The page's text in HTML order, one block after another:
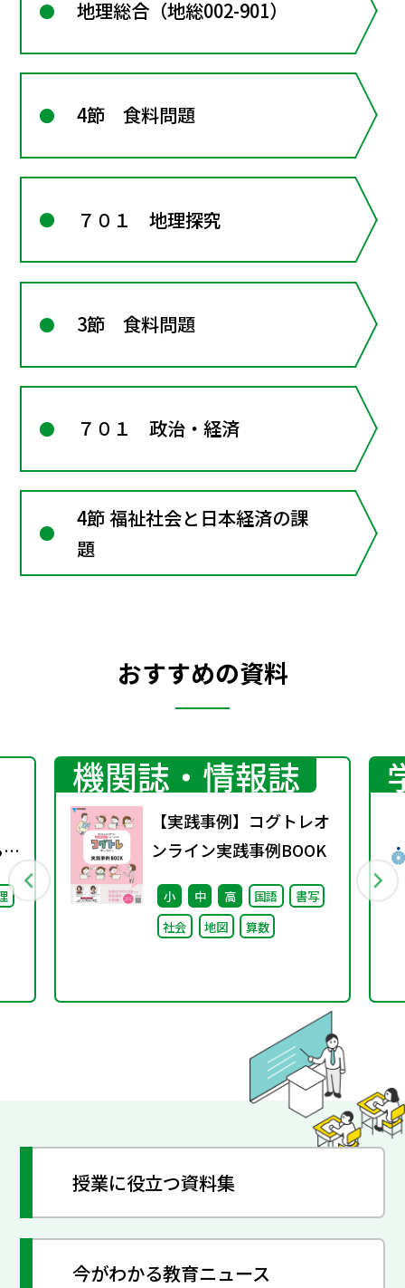
地理総合（地総002-901）
4節 食料問題
７０１ 地理探究
3節 食料問題
７０１ 政治・経済
4節 福祉社会と日本経済の課
題
おすすめの資料
機関誌・情報誌
【実践事例】コグトレオ
ンライン実践事例BOOK
小 中 高 国語
書写
社会
地図 算数
授業に役立つ資料集
今がわかる教育ニュース